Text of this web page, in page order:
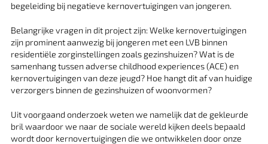
begeleiding bij negatieve kernovertuigingen van jongeren.
Belangrijke vragen in dit project zijn: Welke kernovertuigingen
zijn prominent aanwezig bij jongeren met een LVB binnen
residentiële zorginstellingen zoals gezinshuizen? Wat is de
samenhang tussen adverse childhood experiences (ACE) en
kernovertuigingen van deze jeugd? Hoe hangt dit af van huidige
verzorgers binnen de gezinshuizen of woonvormen?
Uit voorgaand onderzoek weten we namelijk dat de gekleurde
bril waardoor we naar de sociale wereld kijken deels bepaald
wordt door kernovertuigingen die we ontwikkelen door onze